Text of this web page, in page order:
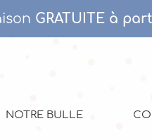
GRATUITE à
NOTRE BULLE